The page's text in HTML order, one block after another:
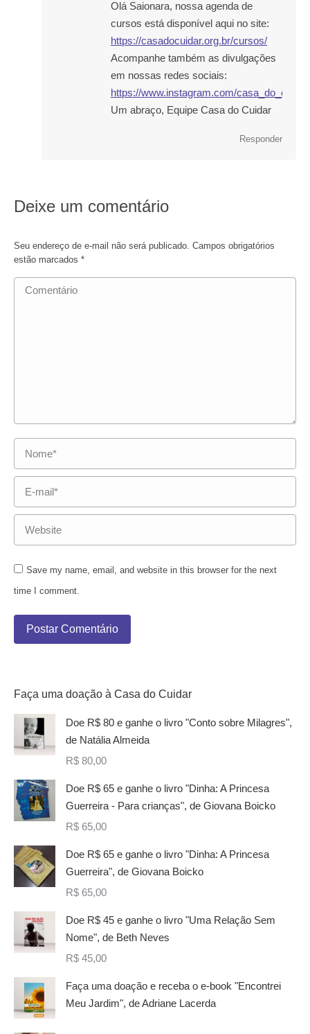
Olá Saionara, nossa agenda de
cursos está disponível aqui no site:
https://casadocuidar.org.br/cursos/
Acompanhe também as divulgações
em nossas redes sociais:
https://www.instagram.com/
Um abraço, Equipe Casa do Cuidar
Responder
Deixe um comentário
Seu endereço de e-mail não será publicado. Campos obrigatórios
estão marcados *
Comentário
Nome *
E-mail *
Website
Save my name, email, and website in this browser for the next
time I comment.
Postar Comentário
Faça uma doação à Casa do Cuidar
Doe R$ 80 e ganhe o livro "Conto sobre Milagres",
de Natália Almeida
R$ 80,00
Doe R$ 65 e ganhe o livro "Dinha: A Princesa
Guerreira - Para crianças", de Giovana Boicko
R$ 65,00
Doe R$ 65 e ganhe o livro "Dinha: A Princesa
Guerreira", de Giovana Boicko
R$ 65,00
Doe R$ 45 e ganhe o livro "Uma Relação Sem
Nome", de Beth Neves
R$ 45,00
Faça uma doação e receba o e-book "Encontrei
Meu Jardim", de Adriane Lacerda